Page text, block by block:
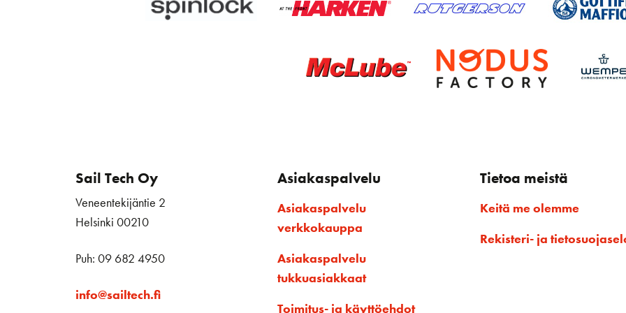
Sail Tech Oy
Veneentekijäntie 2
Helsinki 00210
Puh: 09 682 4950
info@sailtech.fi
Asiakaspalvelu
Asiakaspalvelu
verkkokauppa
Asiakaspalvelu
tukkuasiakkaat
Toimitus- ja käyttöehdot
Tietoa meistä
Keitä me olemme
Rekisteri- ja